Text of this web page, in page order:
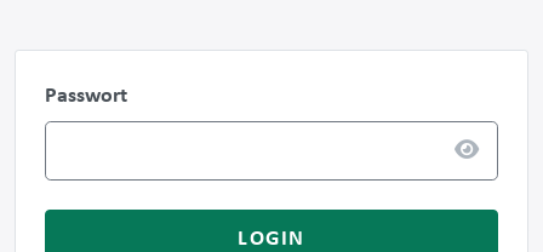
Passwort
LOGIN